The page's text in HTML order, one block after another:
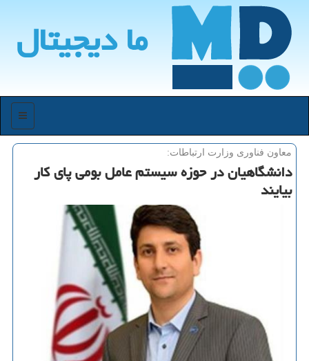
ما دیجیتال
منو
معاون فناوری وزارت ارتباطات:
دانشگاهیان در حوزه سیستم عامل بومی پای كار
بیایند